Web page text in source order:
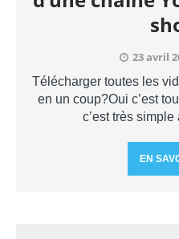
23 avril
Télécharger toutes les
en un coup?Oui c’est
c’est très simple
EN